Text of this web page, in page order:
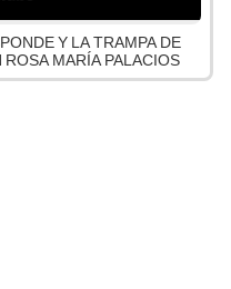
Y LA TRAMPA DE
MARÍA PALACIOS